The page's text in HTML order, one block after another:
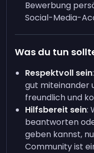
Bewerbung
Social-Media-
Was du tun
Respektvoll sein
gut miteinander
freundlich und
Hilfsbereit sein:
beantworten
geben kannst,
Community ist